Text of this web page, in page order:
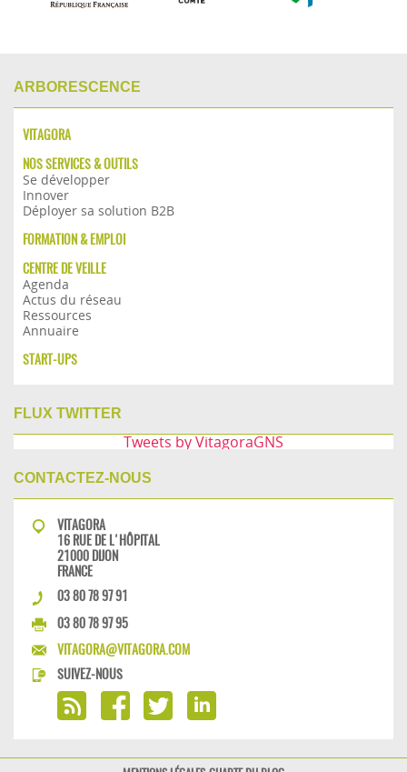
ARBORESCENCE
VITAGORA
NOS SERVICES & OUTILS
Se développer
Innover
Déployer sa solution B2B
FORMATION & EMPLOI
CENTRE DE VEILLE
Agenda
Actus du réseau
Ressources
Annuaire
START-UPS
FLUX TWITTER
Tweets by VitagoraGNS
CONTACTEZ-NOUS
VITAGORA
16 RUE DE L'HÔPITAL
21000 DIJON
FRANCE
03 80 78 97 91
03 80 78 97 95
VITAGORA@VITAGORA.COM
SUIVEZ-NOUS